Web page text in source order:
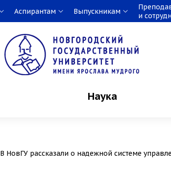
Аспирантам Выпускникам
и
Наука
В НовГУ рассказали о надежной системе